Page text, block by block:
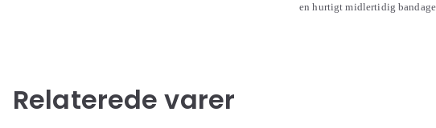
en hurtigt midlertidig
Relaterede varer